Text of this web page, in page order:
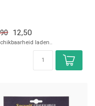
12,50
laden..